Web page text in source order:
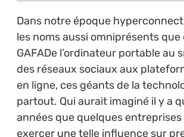
Dans notre époque
les noms aussi omniprésents que
GAFADe l’ordinateur portable au
des réseaux sociaux aux
en ligne, ces géants de la
partout. Qui aurait imaginé il y a
années que quelques
exercer une telle influence sur